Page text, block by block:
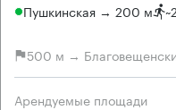
Пушкинская → 200 м ~
500 м →
Арендуемые площади